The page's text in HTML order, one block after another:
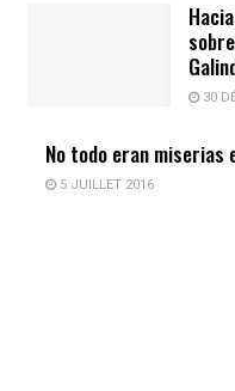
30
No todo eran miserias
5 JUILLET 2016